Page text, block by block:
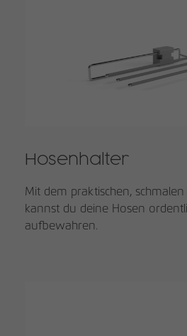
Hosenhalter
Mit dem praktischen,
kannst du deine Hosen
aufbewahren.